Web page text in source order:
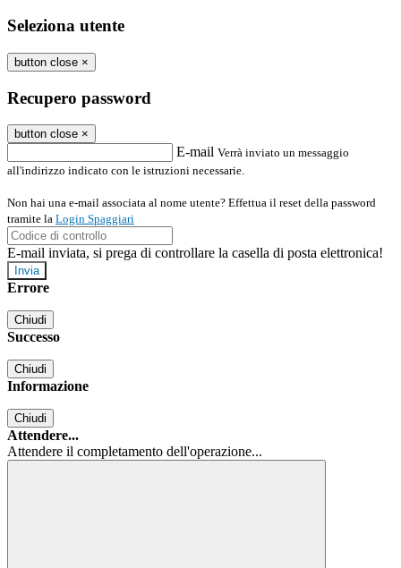
Seleziona utente
button close ×
Recupero password
button close ×
E-mail Verrà inviato un messaggio
all'indirizzo indicato con le istruzioni necessarie.
Non hai una e-mail associata al nome utente? Effettua il reset della password
tramite la Login Spaggiari
E-mail inviata, si prega di controllare la casella di posta elettronica!
Errore
Chiudi
Successo
Chiudi
Informazione
Chiudi
Attendere...
Attendere il completamento dell'operazione...